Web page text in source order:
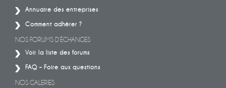
Annuaire des entreprises
Comment adhérer ?
NOS FORUMS D’ÉCHANGES
Voir la liste des forums
FAQ – Foire aux questions
NOS GALERIES